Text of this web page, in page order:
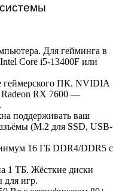
Для гейминга в
Core i5-13400F или
геймерского ПК. NVIDIA
RX 7600 —
поддерживать ваш
(M.2 для SSD, USB-
16 ГБ DDR4/DDR5 с
1 ТБ. Жёсткие диски
игр.